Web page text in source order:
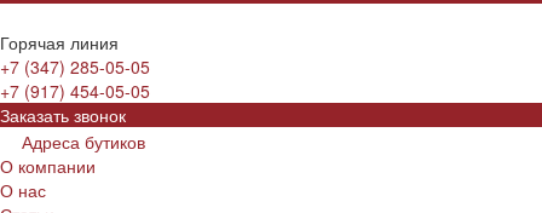
Горячая линия
+7 (347) 285-05-05
+7 (917) 454-05-05
Заказать звонок
Адреса бутиков
О компании
О нас